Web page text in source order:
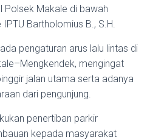
Polsek Makale di bawah
Bartholomius B., S.H.
pengaturan arus lalu lintas di
mengingat
jalan utama serta adanya
dari pengunjung.
penertiban parkir
kepada masyarakat